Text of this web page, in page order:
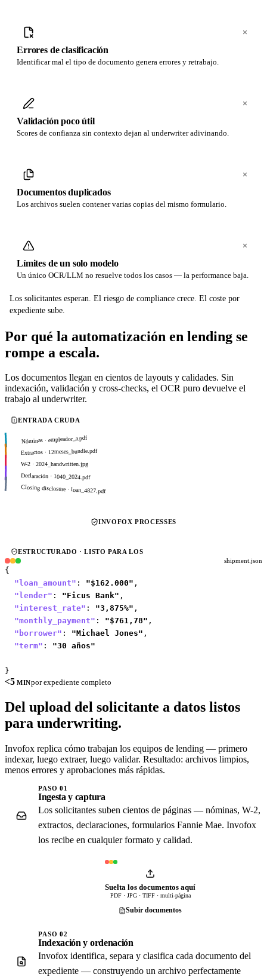
Errores de clasificación
Identificar mal el tipo de documento genera errores y retrabajo.
Validación poco útil
Scores de confianza sin contexto dejan al underwriter adivinando.
Documentos duplicados
Los archivos suelen contener varias copias del mismo formulario.
Límites de un solo modelo
Un único OCR/LLM no resuelve todos los casos — la performance baja.
Los solicitantes esperan. El riesgo de compliance crece. El coste por
expediente sube.
Por qué la automatización en lending se
rompe a escala.
Los documentos llegan en cientos de layouts y calidades. Sin
indexación, validación y cross-checks, el OCR puro devuelve el
trabajo al underwriter.
ENTRADA CRUDA
Nóminas · empleador_a.pdf
Extractos · 12meses_bundle.pdf
W-2 · 2024_handwritten.jpg
Declaración · 1040_2024.pdf
Closing disclosure · loan_4827.pdf
INVOFOX PROCESSES
ESTRUCTURADO · LISTO PARA LOS
shipment.json
"loan_amount" : "$162.000" ,
"lender" : "Ficus Bank" ,
"interest_rate" : "3,875%" ,
"monthly_payment" : "$761,78" ,
"borrower" : "Michael Jones" ,
"term" : "30 años"
}
<5 MINpor expediente completo
Del upload del solicitante a datos listos
para underwriting.
Invofox replica cómo trabajan los equipos de lending — primero
indexar, luego extraer, luego validar. Resultado: archivos limpios,
menos errores y aprobaciones más rápidas.
PASO 01
Ingesta y captura
Los solicitantes suben cientos de páginas — nóminas, W-2,
extractos, declaraciones, formularios Fannie Mae. Invofox
los recibe en cualquier formato y calidad.
Suelta los documentos aquí
PDF · JPG · TIFF · multi-página
Subir documentos
PASO 02
Indexación y ordenación
Invofox identifica, separa y clasifica cada documento del
expediente — construyendo un archivo perfectamente